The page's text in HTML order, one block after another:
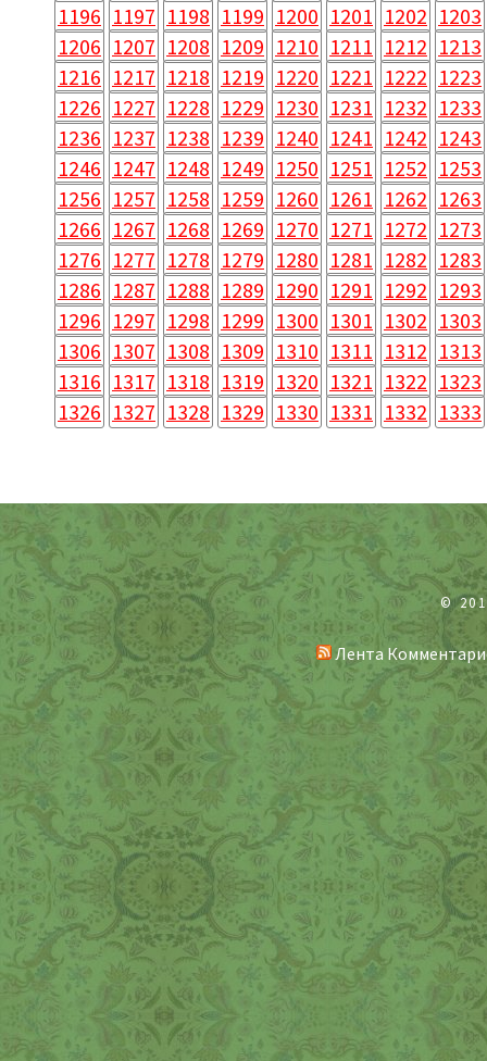
1196 1197 1198 1199 1200 1201 1202 1203
1206 1207 1208 1209 1210 1211 1212 1213
1216 1217 1218 1219 1220 1221 1222 1223
1226 1227 1228 1229 1230 1231 1232 1233
1236 1237 1238 1239 1240 1241 1242 1243
1246 1247 1248 1249 1250 1251 1252 1253
1256 1257 1258 1259 1260 1261 1262 1263
1266 1267 1268 1269 1270 1271 1272 1273
1276 1277 1278 1279 1280 1281 1282 1283
1286 1287 1288 1289 1290 1291 1292 1293
1296 1297 1298 1299 1300 1301 1302 1303
1306 1307 1308 1309 1310 1311 1312 1313
1316 1317 1318 1319 1320 1321 1322 1323
1326 1327 1328 1329 1330 1331 1332 1333
©
Лента